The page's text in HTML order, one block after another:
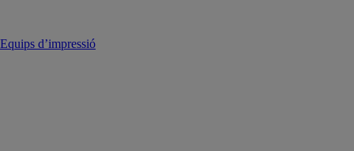
Equips d’impressió